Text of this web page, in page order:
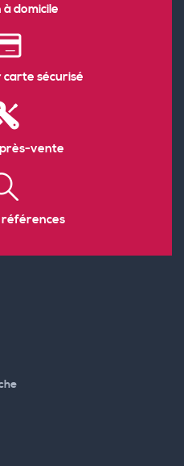
domicile
sécurisé
vente
références